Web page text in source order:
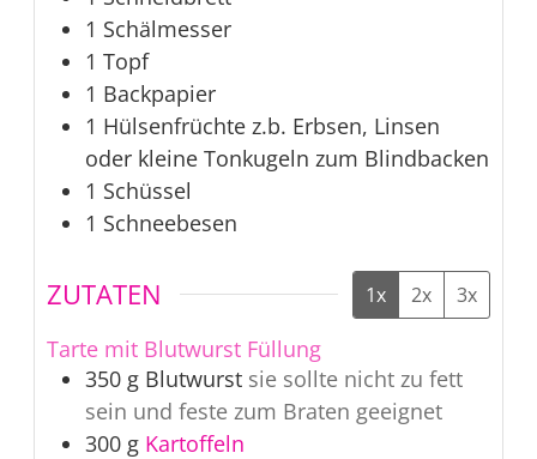
1 Schälmesser
1 Topf
1 Backpapier
1 Hülsenfrüchte z.b. Erbsen, Linsen
oder kleine Tonkugeln zum Blindbacken
1 Schüssel
1 Schneebesen
ZUTATEN 1x 2x 3x
Tarte mit Blutwurst Füllung
350 g Blutwurst sie sollte nicht zu fett
sein und feste zum Braten geeignet
300 g Kartoffeln